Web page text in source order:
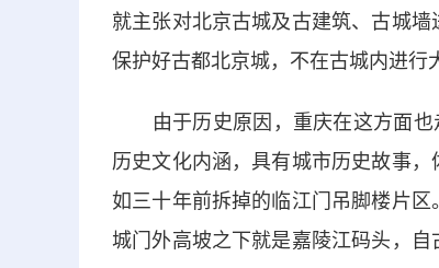
就主张对北京古城及古建筑、古城
保护好古都北京城，不在古城内进行
由于历史原因，重庆在这方面也
历史文化内涵，具有城市历史故事
如三十年前拆掉的临江门吊脚楼片区
城门外高坡之下就是嘉陵江码头，